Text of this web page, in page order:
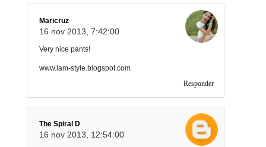
Maricruz
16 nov 2013, 7:42:00
Very nice pants!
www.lam-style.blogspot.com
Responder
The Spiral D
16 nov 2013, 12:54:00